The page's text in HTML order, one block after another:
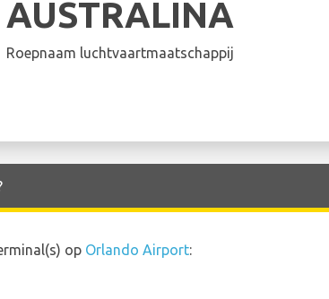
AUSTRALINA
Roepnaam luchtvaartmaatschappij
op Orlando Airport: